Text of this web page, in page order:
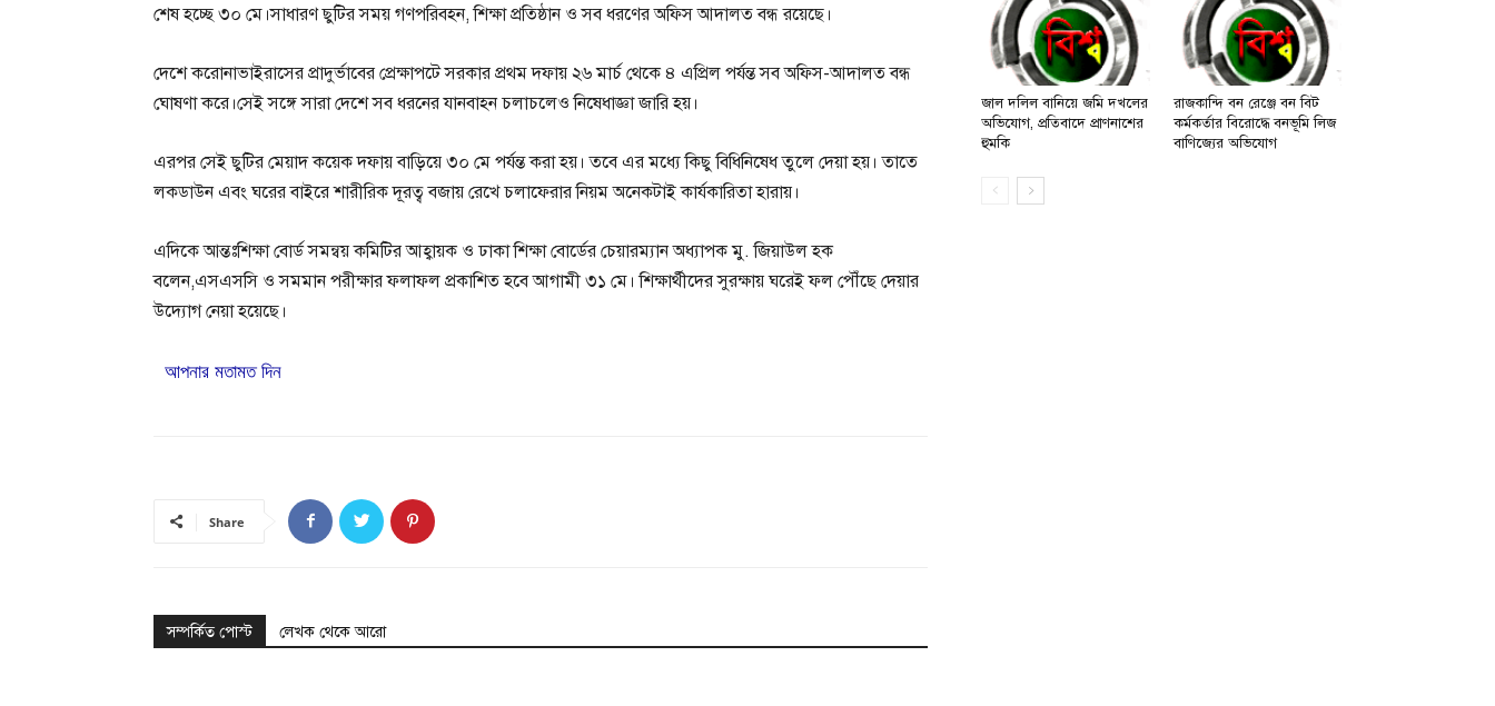
শেষ হচ্ছে ৩০ মে।সাধারণ ছুটির সময় গণপরিবহন, শিক্ষা প্রতিষ্ঠান ও সব ধরণের অফিস আদালত বন্ধ রয়েছে।
দেশে করোনাভাইরাসের প্রাদুর্ভাবের প্রেক্ষাপটে সরকার প্রথম দফায় ২৬ মার্চ থেকে ৪ এপ্রিল পর্যন্ত সব অফিস-আদালত বন্ধ
ঘোষণা করে।সেই সঙ্গে সারা দেশে সব ধরনের যানবাহন চলাচলেও নিষেধাজ্ঞা জারি হয়।
এরপর সেই ছুটির মেয়াদ কয়েক দফায় বাড়িয়ে ৩০ মে পর্যন্ত করা হয়। তবে এর মধ্যে কিছু বিধিনিষেধ তুলে দেয়া হয়। তাতে
লকডাউন এবং ঘরের বাইরে শারীরিক দূরত্ব বজায় রেখে চলাফেরার নিয়ম অনেকটাই কার্যকারিতা হারায়।
এদিকে আন্তঃশিক্ষা বোর্ড সমন্বয় কমিটির আহ্বায়ক ও ঢাকা শিক্ষা বোর্ডের চেয়ারম্যান অধ্যাপক মু. জিয়াউল হক
বলেন,এসএসসি ও সমমান পরীক্ষার ফলাফল প্রকাশিত হবে আগামী ৩১ মে। শিক্ষার্থীদের সুরক্ষায় ঘরেই ফল পৌঁছে দেয়ার
উদ্যোগ নেয়া হয়েছে।
আপনার মতামত দিন
Share
সম্পর্কিত পোস্ট লেখক থেকে আরো
জাল দলিল বানিয়ে জমি দখলের
অভিযোগ, প্রতিবাদে প্রাণনাশের
হুমকি
রাজকান্দি বন রেঞ্জে বন বিট
কর্মকর্তার বিরোদ্ধে বনভূমি লিজ
বাণিজ্যের অভিযোগ